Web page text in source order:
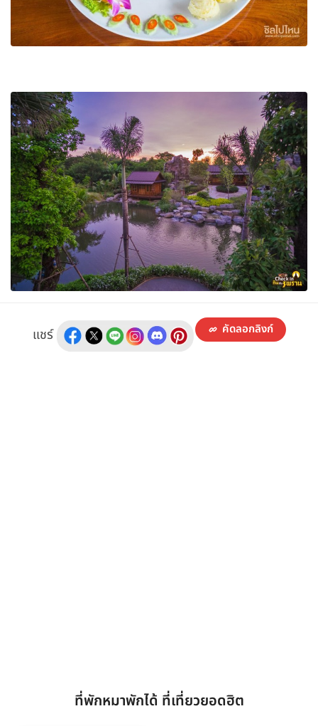
แชร์ คัดลอกลิงก์
ที่พักหมาพักได้ ที่เที่ยวยอดฮิต